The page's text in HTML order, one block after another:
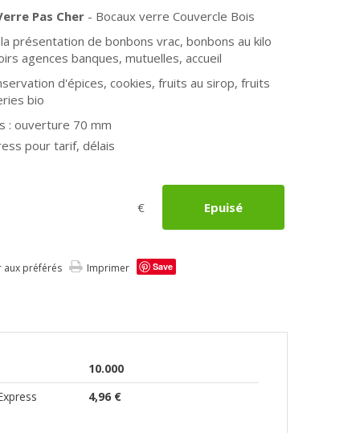
Pas Cher- Bocaux verre Couvercle Bois
présentation de bonbons vrac, bonbons au kilo
agences banques, mutuelles, accueil
d'épices, cookies, fruits au sirop, fruits
bio
: ouverture 70 mm
pour tarif, délais
€ Epuisé
aux préférés Imprimer Save
10.000
4,96 €